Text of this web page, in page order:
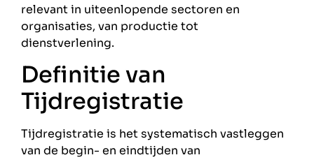
relevant in uiteenlopende sectoren en
organisaties, van productie tot
dienstverlening.
Definitie van
Tijdregistratie
Tijdregistratie is het systematisch vastleggen
van de begin- en eindtijden van